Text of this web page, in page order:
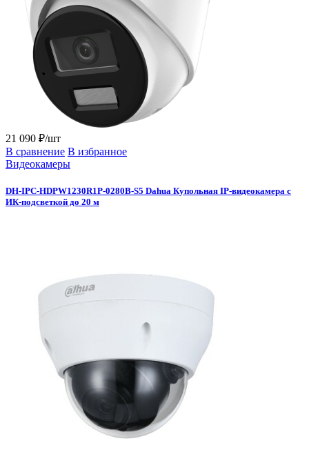
21 090 ₽/шт
В сравнение В избранное
Видеокамеры
DH-IPC-HDPW1230R1P-0280B-S5 Dahua Купольная IP-видеокамера с
ИК-подсветкой до 20 м